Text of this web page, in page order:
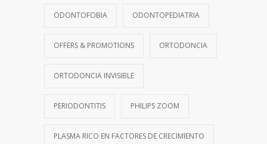
ODONTOFOBIA ODONTOPEDIATRIA
OFFERS & PROMOTIONS ORTODONCIA
ORTODONCIA INVISIBLE
PERIODONTITIS PHILIPS ZOOM
PLASMA RICO EN FACTORES DE CRECIMIENTO